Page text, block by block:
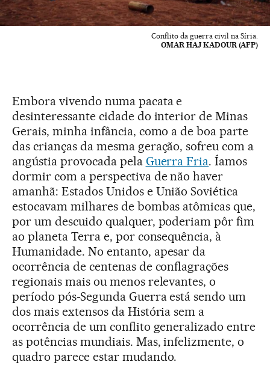
Conflito da guerra civil na Síria.
OMAR HAJ KADOUR (AFP)
Embora vivendo numa pacata e
desinteressante cidade do interior de Minas
Gerais, minha infância, como a de boa parte
das crianças da mesma geração, sofreu com a
angústia provocada pela Guerra Fria. Íamos
dormir com a perspectiva de não haver
amanhã: Estados Unidos e União Soviética
estocavam milhares de bombas atômicas que,
por um descuido qualquer, poderiam pôr fim
ao planeta Terra e, por consequência, à
Humanidade. No entanto, apesar da
ocorrência de centenas de conflagrações
regionais mais ou menos relevantes, o
período pós-Segunda Guerra está sendo um
dos mais extensos da História sem a
ocorrência de um conflito generalizado entre
as potências mundiais. Mas, infelizmente, o
quadro parece estar mudando.